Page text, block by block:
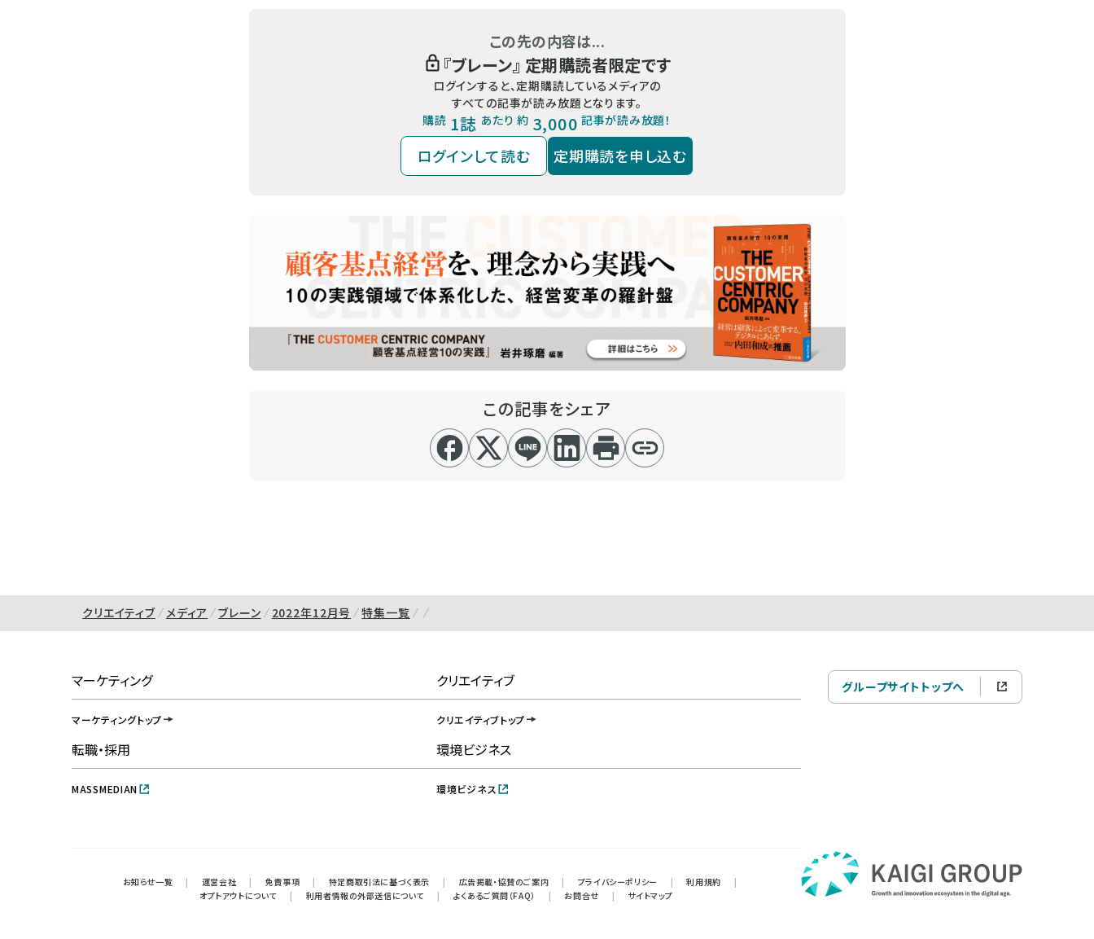
この先の内容は...
『ブレーン』 定期購読者限定です
ログインすると、定期購読しているメディアの
すべての記事が読み放題となります。
購読 1誌 あたり 約 3,000 記事が読み放題！
ログインして読む 定期購読を申し込む
この記事をシェア
クリエイティブ メディア ブレーン 2022年12月号 特集一覧
マーケティング
マーケティングトップ
クリエイティブ
クリエイティブトップ
転職・採用
MASSMEDIAN
環境ビジネス
環境ビジネス
お知らせ一覧 | 運営会社 | 免責事項 | 特定商取引法に基づく表示 | 広告掲載・協賛のご案内 | プライバシーポリシー | 利用規約
|
オプトアウトについて
| 利用者情報の外部送信について | よくあるご質問（FAQ） | お問合せ | サイトマップ
グループサイトトップへ